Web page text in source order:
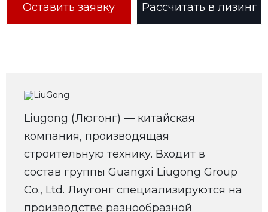
Оставить заявку Рассчитать в лизинг
Liugong (Люгонг) — китайская
компания, производящая
строительную технику. Входит в
состав группы Guangxi Liugong Group
Co., Ltd. Лиугонг специализируются на
производстве разнообразной